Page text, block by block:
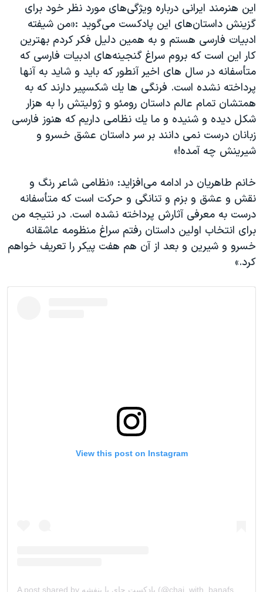
این هنرمند ایرانی درباره ویژگی‌های مورد نظر خود برای
گزینش داستان‌های این پادکست می‌گوید :«من شیفته
ادبیات فارسی هستم و به همین دلیل فکر کردم بهترین
کار این است که بروم سراغ گنجینه‌های ادبیات فارسی که
متأسفانه در سال های اخیر آنطور که باید و شاید به آنها
پرداخته نشده است. فرنگى ها يك شكسپير دارند كه به
همتشان تمام عالم داستان رومئو و ژوليتش را به هزار
شكل ديده و شنيده و ما يك نظامى داريم كه هنوز فارسى
زبانان درست نمی دانند بر سر داستان عشق خسرو و
شيرينش چه آمده!»
خانم طاهریان در ادامه می‌افزاید: «نظامی شاعر رنگ و
نقش و عشق و بزم و تنانگی و حرکت است که متأسفانه
درست به معرفی آثارش پرداخته نشده است. در نتیجه من
برای انتخاب اولین داستان رفتم سراغ منظومه عاشقانه
خسرو و شیرین و بعد از آن هم هفت پیکر را تعریف خواهم
کرد.»